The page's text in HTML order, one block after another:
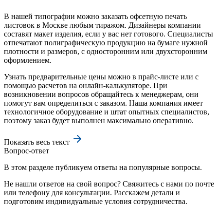
В нашей типографии можно заказать офсетную печать
листовок в Москве любым тиражом. Дизайнеры компании
составят макет изделия, если у вас нет готового. Специалисты
отпечатают полиграфическую продукцию на бумаге нужной
плотности и размеров, с односторонним или двухсторонним
оформлением.
Узнать предварительные цены можно в прайс-листе или с
помощью расчетов на онлайн-калькуляторе. При
возникновении вопросов обращайтесь к менеджерам, они
помогут вам определиться с заказом. Наша компания имеет
технологичное оборудование и штат опытных специалистов,
поэтому заказ будет выполнен максимально оперативно.
Показать весь текст
Вопрос-ответ
В этом разделе публикуем ответы на популярные вопросы.
Не нашли ответов на свой вопрос? Свяжитесь с нами по почте
или телефону для консультации. Расскажем детали и
подготовим индивидуальные условия сотрудничества.